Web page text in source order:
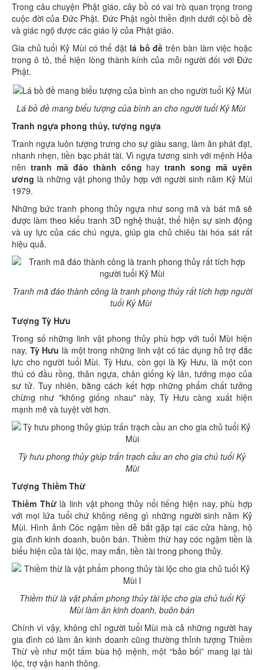
Trong câu chuyện Phật giáo, cây bồ có vai trò quan trọng trong
cuộc đời của Đức Phật. Đức Phật ngồi thiền định dưới cội bồ đề
và giác ngộ được các giáo lý của Phật giáo.
Gia chủ tuổi Kỷ Mùi có thể đặt lá bồ đề trên bàn làm việc hoặc
trong ô tô, thể hiện lòng thành kính của mỗi người đối với Đức
Phật.
Lá bồ đề mang biểu tượng của bình an cho người tuổi Kỷ Mùi
Tranh ngựa phong thủy, tượng ngựa
Tranh ngựa luôn tượng trưng cho sự giàu sang, làm ăn phát đạt,
nhanh nhẹn, tiền bạc phát tài. Vì ngựa tương sinh với mệnh Hỏa
nên tranh mã đáo thành công haytranh song mã uyên
ương là những vật phong thủy hợp với người sinh năm Kỷ Mùi
1979.
Những bức tranh phong thủy ngựa như song mã và bát mã sẽ
được làm theo kiểu tranh 3D nghệ thuật, thể hiện sự sinh động
và uy lực của các chú ngựa, giúp gia chủ chiêu tài hóa sát rất
hiệu quả.
Tranh mã đáo thành công là tranh phong thủy rất tích hợp người
tuổi Kỷ Mùi
Tượng Tỳ Hưu
Trong số những linh vật phong thủy phù hợp với tuổi Mùi hiện
nay, Tỳ Hưu là một trong những linh vật có tác dụng hỗ trợ đắc
lực cho người tuổi Mùi. Tỳ Hưu, còn gọi là Kỳ Hưu, là một con
thú có đầu rồng, thân ngựa, chân giống kỳ lân, tướng mạo của
sư tử. Tuy nhiên, bằng cách kết hợp những phẩm chất tưởng
chừng như "không giống nhau" này, Tỳ Hưu càng xuất hiện
mạnh mẽ và tuyệt vời hơn.
Tỳ hưu phong thủy giúp trấn trạch cầu an cho gia chủ tuổi Kỷ
Mùi
Tượng Thiềm Thừ
Thiềm Thừlà linh vật phong thủy nổi tiếng hiện nay, phù hợp
với mọi lứa tuổi chứ không riêng gì những người sinh năm Kỷ
Mùi. Hình ảnh Cóc ngậm tiền dễ bắt gặp tại các cửa hàng, hộ
gia đình kinh doanh, buôn bán. Thiềm thừ hay cóc ngậm tiền là
biểu hiện của tài lộc, may mắn, tiền tài trong phong thủy.
Thiềm thừ là vật phẩm phong thủy tài lộc cho gia chủ tuổi Kỷ
Mùi làm ăn kinh doanh, buôn bán
Chính vì vậy, không chỉ người tuổi Mùi mà cả những người hay
gia đình có làm ăn kinh doanh cũng thường thỉnh tượng Thiềm
Thừ về như một tấm bùa hộ mệnh, một “bảo bối” mang lại tài
lộc, trợ vận hanh thông.